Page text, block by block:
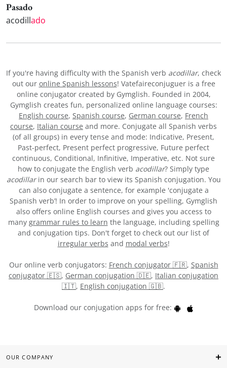
Pasado
acodillado
If you're having difficulty with the Spanish verb acodillar, check
out our online Spanish lessons! Vatefaireconjuguer is a free
online conjugator created by Gymglish. Founded in 2004,
Gymglish creates fun, personalized online language courses:
English course, Spanish course, German course, French
course, Italian course and more. Conjugate all Spanish verbs
(of all groups) in every tense and mode: Indicative, Present,
Past-perfect, Present perfect progressive, Future perfect
continuous, Conditional, Infinitive, Imperative, etc. Not sure
how to conjugate the English verb acodillar? Simply type
acodillarin our search bar to view its Spanish conjugation. You
can also conjugate a sentence, for example 'conjugate a
Spanish verb’! In order to improve on your spelling, Gymglish
also offers online English courses and gives you access to
many grammar rules to learn the language, including spelling
and conjugation tips. Don't forget to check out our list of
irregular verbs and modal verbs!
Our online verb conjugators: French conjugator 🇫🇷, Spanish
conjugator 🇪🇸, German conjugation 🇩🇪, Italian conjugation
🇮🇹, English conjugation 🇬🇧.
Download our conjugation apps for free:
OUR COMPANY